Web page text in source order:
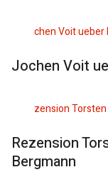
Jochen Voit
Rezension
Bergmann